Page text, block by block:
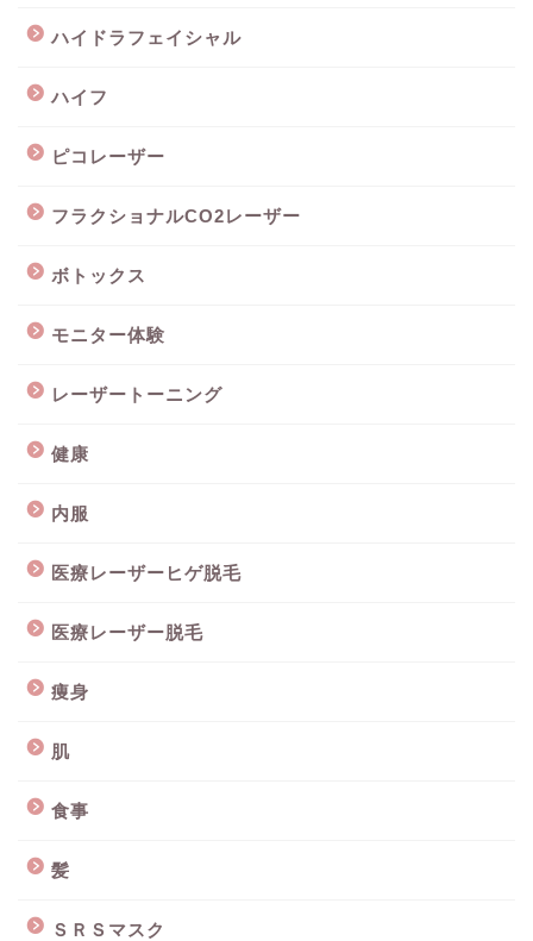
ハイドラフェイシャル
ハイフ
ピコレーザー
フラクショナルCO2レーザー
ボトックス
モニター体験
レーザートーニング
健康
内服
医療レーザーヒゲ脱毛
医療レーザー脱毛
痩身
肌
食事
髪
ＳＲＳマスク